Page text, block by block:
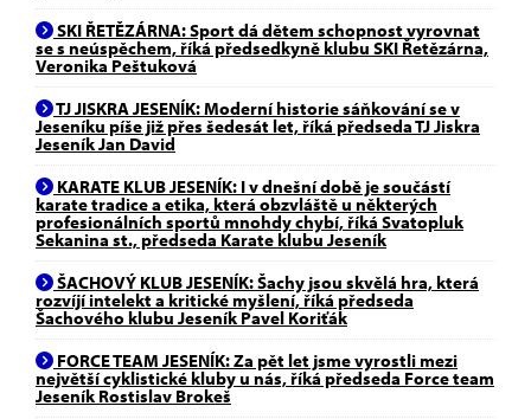
SKI ŘETĚZÁRNA: Sport dá dětem schopnost vyrovnat
se s neúspěchem, říká předsedkyně klubu SKI Řetězárna,
Veronika Peštuková
TJ JISKRA JESENÍK: Moderní historie sáňkování se v
Jeseníku píše již přes šedesát let, říká předseda TJ Jiskra
Jeseník Jan David
KARATE KLUB JESENÍK: I v dnešní době je součástí
karate tradice a etika, která obzvláště u některých
profesionálních sportů mnohdy chybí, říká Svatopluk
Sekanina st., předseda Karate klubu Jeseník
ŠACHOVÝ KLUB JESENÍK: Šachy jsou skvělá hra, která
rozvíjí intelekt a kritické myšlení, říká předseda
Šachového klubu Jeseník Pavel Koriťák
FORCE TEAM JESENÍK: Za pět let jsme vyrostli mezi
největší cyklistické kluby u nás, říká předseda Force team
Jeseník Rostislav Brokeš